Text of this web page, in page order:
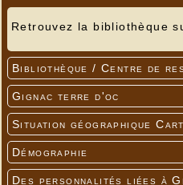
Retrouvez la
Bibliothèque / Centre de
Gignac terre d'oc
Situation géographique
Démographie
Des personnalités liées à